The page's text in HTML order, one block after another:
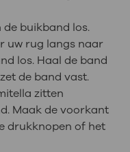
buikband los.
uw rug langs naar
los. Haal de band
de band vast.
zitten
Maak de voorkant
drukknopen of het